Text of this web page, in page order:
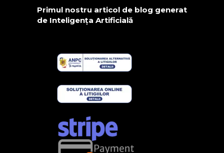
Primul nostru articol de blog generat
de Inteligența Artificială